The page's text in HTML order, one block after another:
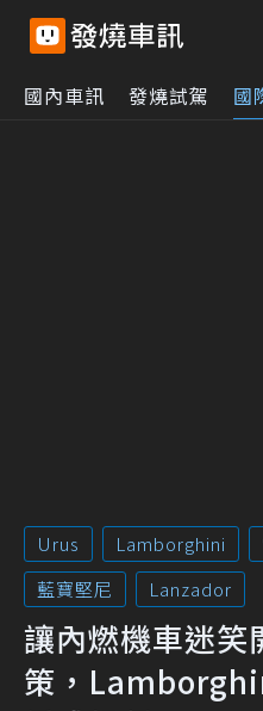
國內車訊 發燒試駕 國
Urus Lamborghini
藍寶堅尼
Lanzador
讓內燃機車迷笑
策，